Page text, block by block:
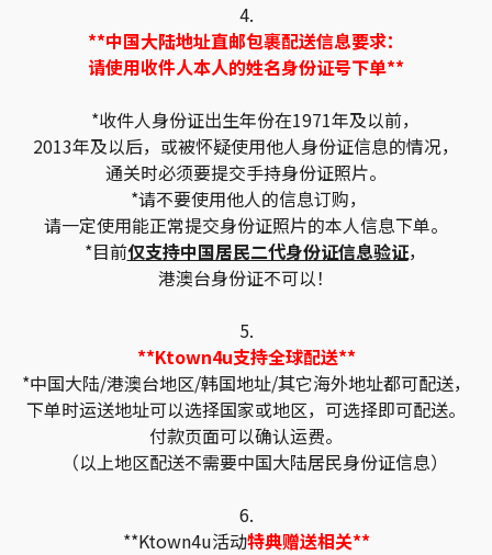
4.
**中国大陆地址直邮包裹配送信息要求：
请使用收件人本人的姓名身份证号下单**
*收件人身份证出生年份在1971年及以前，
2013年及以后，或被怀疑使用他人身份证信息的情况，
通关时必须要提交手持身份证照片。
*请不要使用他人的信息订购，
请一定使用能正常提交身份证照片的本人信息下单。
*目前仅支持中国居民二代身份证信息验证，
港澳台身份证不可以！
5.
**Ktown4u支持全球配送**
*中国大陆/港澳台地区/韩国地址/其它海外地址都可配送，
下单时运送地址可以选择国家或地区，可选择即可配送。
付款页面可以确认运费。
（以上地区配送不需要中国大陆居民身份证信息）
6.
**Ktown4u活动特典赠送相关**